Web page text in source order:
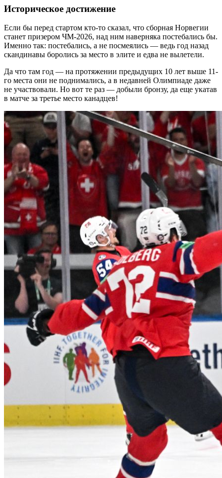
Историческое достижение
Если бы перед стартом кто-то сказал, что сборная Норвегии
станет призером ЧМ-2026, над ним наверняка постебались бы.
Именно так: постебались, а не посмеялись — ведь год назад
скандинавы боролись за место в элите и едва не вылетели.
Да что там год — на протяжении предыдущих 10 лет выше 11-
го места они не поднимались, а в недавней Олимпиаде даже
не участвовали. Но вот те раз — добыли бронзу, да еще укатав
в матче за третье место канадцев!